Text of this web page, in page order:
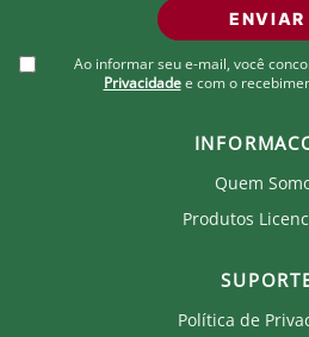
ENVIAR
Ao informar seu e-mail, você
Privacidade e com o
Quem
Produtos
Política de